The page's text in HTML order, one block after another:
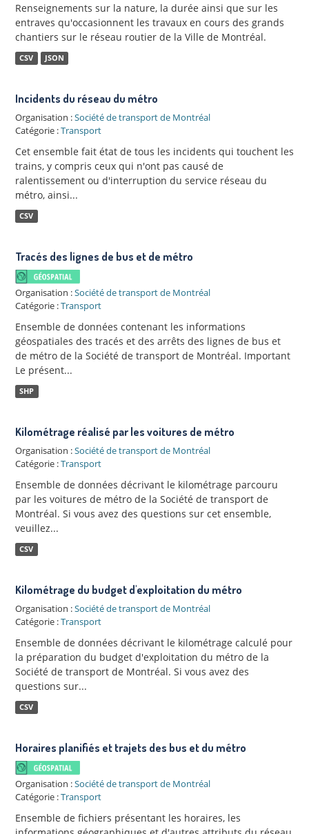
Renseignements sur la nature, la durée ainsi que sur les
entraves qu'occasionnent les travaux en cours des grands
chantiers sur le réseau routier de la Ville de Montréal.
CSV JSON
Incidents du réseau du métro
Organisation :Société de transport de Montréal
Catégorie :Transport
Cet ensemble fait état de tous les incidents qui touchent les
trains, y compris ceux qui n'ont pas causé de
ralentissement ou d'interruption du service réseau du
métro, ainsi...
CSV
Tracés des lignes de bus et de métro
Organisation :Société de transport de Montréal
Catégorie :Transport
Ensemble de données contenant les informations
géospatiales des tracés et des arrêts des lignes de bus et
de métro de la Société de transport de Montréal. Important
Le présent...
SHP
Kilométrage réalisé par les voitures de métro
Organisation :Société de transport de Montréal
Catégorie :Transport
Ensemble de données décrivant le kilométrage parcouru
par les voitures de métro de la Société de transport de
Montréal. Si vous avez des questions sur cet ensemble,
veuillez...
CSV
Kilométrage du budget d'exploitation du métro
Organisation :Société de transport de Montréal
Catégorie :Transport
Ensemble de données décrivant le kilométrage calculé pour
la préparation du budget d'exploitation du métro de la
Société de transport de Montréal. Si vous avez des
questions sur...
CSV
Horaires planifiés et trajets des bus et du métro
Organisation :Société de transport de Montréal
Catégorie :Transport
Ensemble de fichiers présentant les horaires, les